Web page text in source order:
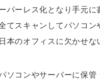
パーレス化となり手元に
てスキャンしてパソコン
本のオフィスに欠かせな
ソコンやサーバーに保管